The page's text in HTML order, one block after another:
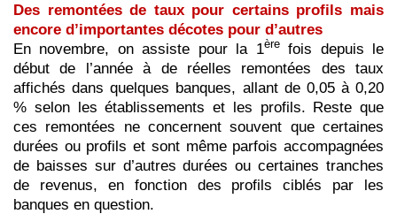
Des remontées de taux pour certains profils mais
encore d’importantes décotes pour d’autres
En novembre, on assiste pour la 1èrefois depuis le
début de l’année à de réelles remontées des taux
affichés dans quelques banques, allant de 0,05 à 0,20
% selon les établissements et les profils. Reste que
ces remontées ne concernent souvent que certaines
durées ou profils et sont même parfois accompagnées
de baisses sur d’autres durées ou certaines tranches
de revenus, en fonction des profils ciblés par les
banques en question.